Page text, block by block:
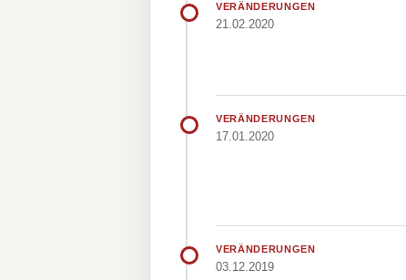
VERÄNDERUNGEN
21.02.2020
VERÄNDERUNGEN
17.01.2020
VERÄNDERUNGEN
03.12.2019